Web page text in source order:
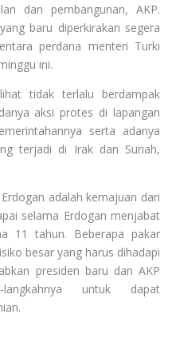
dan pembangunan, AKP.
baru diperkirakan segera
perdana menteri Turki
ini.
tidak terlalu berdampak
aksi protes di lapangan
serta adanya
terjadi di Irak dan Suriah,
adalah kemajuan dari
selama Erdogan menjabat
11 tahun. Beberapa pakar
besar yang harus dihadapi
presiden baru dan AKP
langkahnya untuk dapat